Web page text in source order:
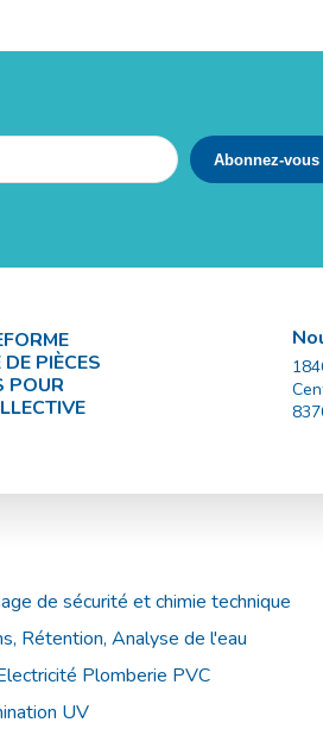
PIÈCES
POUR
de sécurité et chimie technique
Rétention, Analyse de l'eau
Plomberie PVC
UV